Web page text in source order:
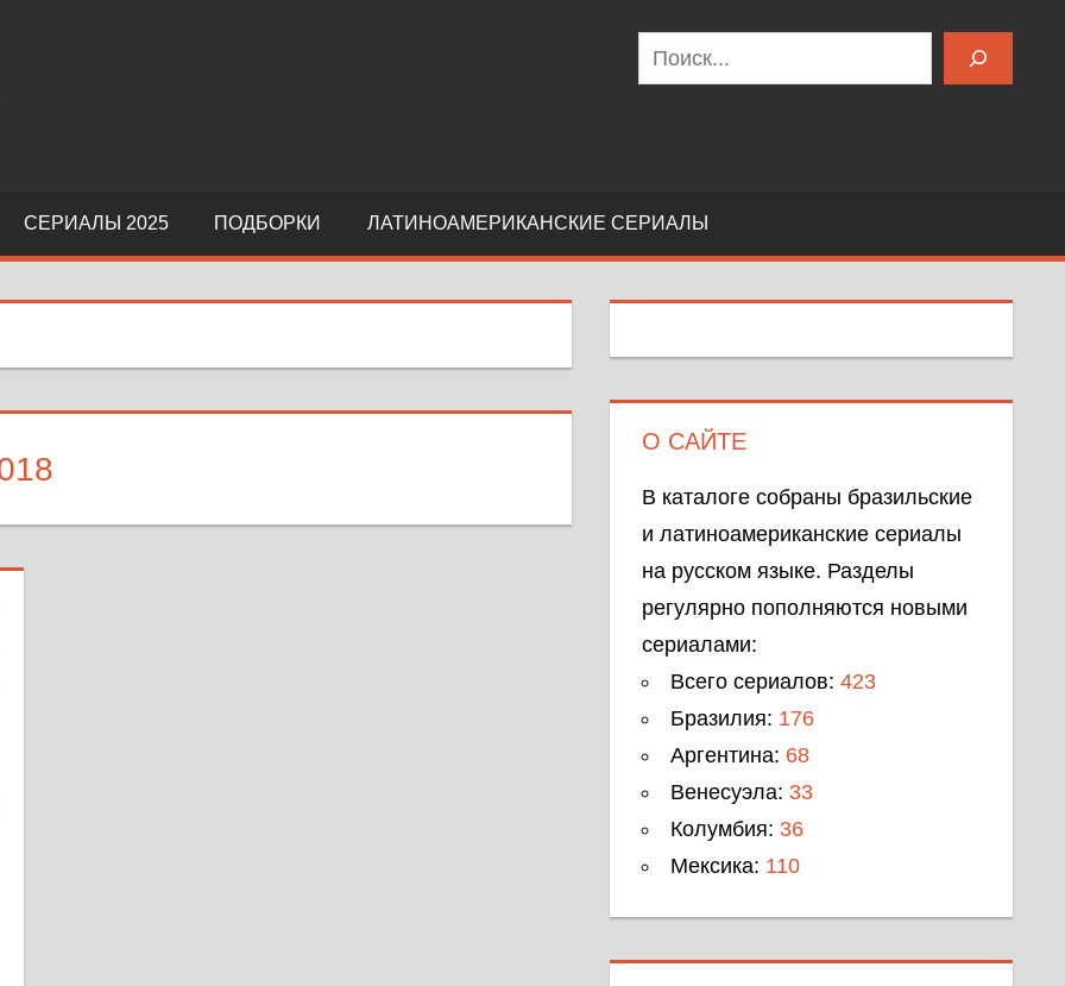
Поиск
СЕРИАЛЫ 2025 ПОДБОРКИ ЛАТИНОАМЕРИКАНСКИЕ СЕРИАЛЫ
О САЙТЕ
В каталоге собраны бразильские
и латиноамериканские сериалы
на русском языке. Разделы
регулярно пополняются новыми
сериалами:
Всего сериалов: 423
Бразилия: 176
Аргентина: 68
Венесуэла: 33
Колумбия: 36
Мексика: 110